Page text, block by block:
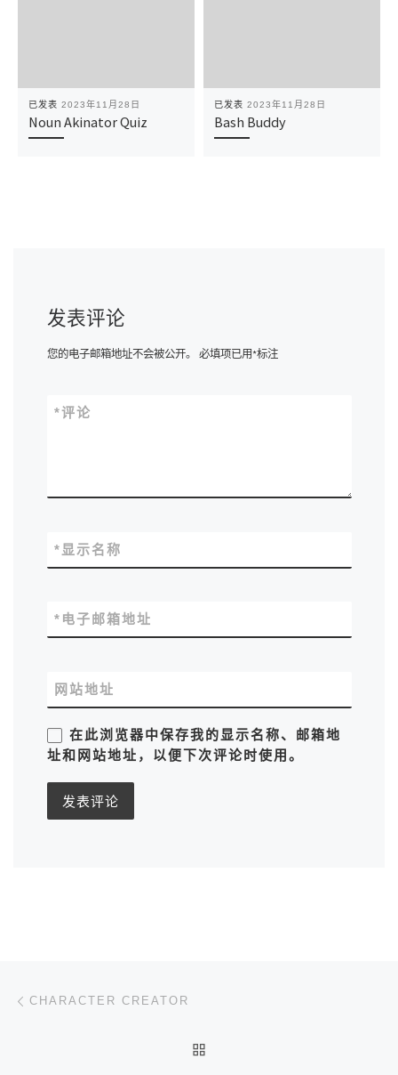
已发表 2023年11月28日
Noun Akinator Quiz
已发表 2023年11月28日
Bash Buddy
发表评论
您的电子邮箱地址不会被公开。 必填项已用*标注
评论
*
显示名称
*
电子邮箱地址
*
网站地址
在此浏览器中保存我的显示名称、邮箱地
址和网站地址，以便下次评论时使用。
文章导航
CHARACTER CREATOR